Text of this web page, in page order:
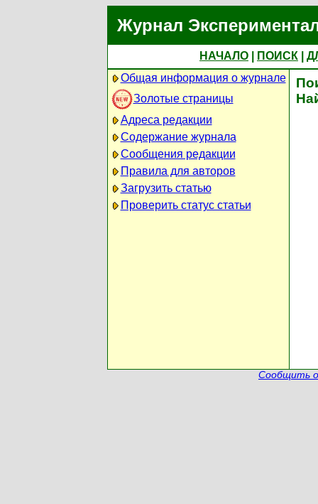
Журнал
НАЧАЛО ПОИСК
Общая информация о журнале
Золотые страницы
Адреса редакции
Содержание журнала
Сообщения редакции
Правила для авторов
Загрузить статью
Проверить статус статьи
Сообщить о